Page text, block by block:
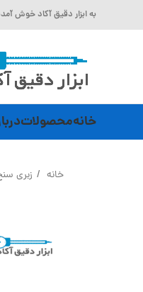
به ابزار دقیق آکاد خوش
خانهمحصولات
خانه زبری